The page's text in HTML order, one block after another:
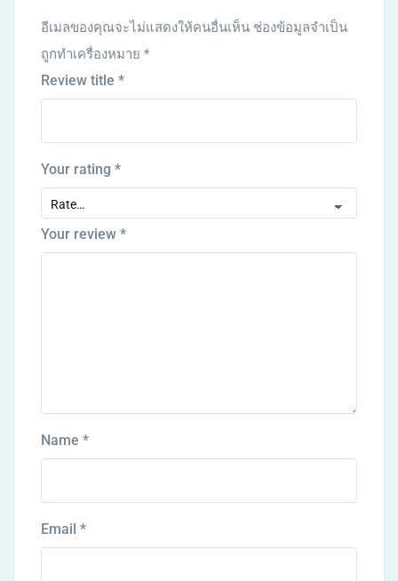
อีเมลของคุณจะไม่แสดงให้คนอื่นเห็น ช่องข้อมูลจำเป็น
ถูกทำเครื่องหมาย *
Review title *
Your rating *
Your review *
Name *
Email *